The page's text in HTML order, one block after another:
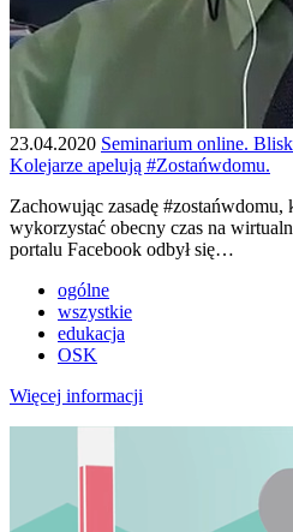
23.04.2020 Seminarium online.
Kolejarze apelują #Zostańwdomu.
Zachowując zasadę
wykorzystać obecny czas na
portalu Facebook odbył się…
ogólne
wszystkie
edukacja
OSK
Więcej informacji